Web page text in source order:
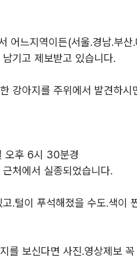
어느지역이든(서울.경남.부산
기고 제보받고 있습니다.
강아지를 주위에서 발견하시
후 6시 30분경
처에서 실종되었습니다.
.털이 푸석해졌을 수도.색이
를 보신다면 사진.영상제보